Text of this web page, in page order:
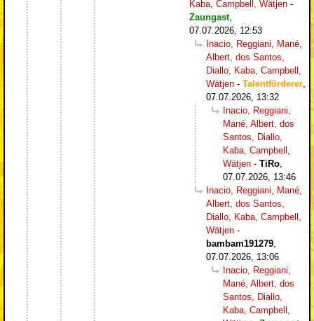
Kaba, Campbell, Wätjen -
Zaungast,
07.07.2026, 12:53
Inacio, Reggiani, Mané,
Albert, dos Santos,
Diallo, Kaba, Campbell,
Wätjen - Talentförderer
07.07.2026, 13:32
Inacio, Reggiani,
Mané, Albert, dos
Santos, Diallo,
Kaba, Campbell,
Wätjen - TiRo
07.07.2026, 13:46
Inacio, Reggiani, Mané,
Albert, dos Santos,
Diallo, Kaba, Campbell,
Wätjen -
bambam191279
07.07.2026, 13:06
Inacio, Reggiani,
Mané, Albert, dos
Santos, Diallo,
Kaba, Campbell,